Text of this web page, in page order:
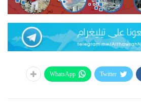
Twitter
WhatsApp